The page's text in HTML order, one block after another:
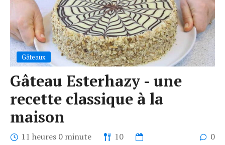
Gâteaux
Gâteau Esterhazy - une
recette classique à la
maison
11 heures 0 minute 10 0